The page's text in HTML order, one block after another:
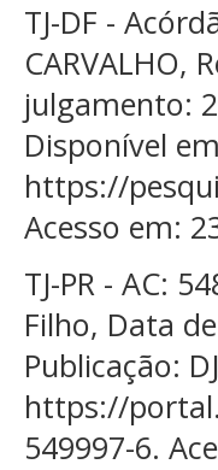
TJ-DF -
CARVALHO,
julgamento:
Disponível
https://
Acesso em:
TJ-PR - AC:
Filho, Data
Publicação:
https://
549997-6.